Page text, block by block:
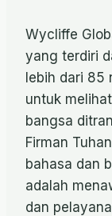
Wycliffe
yang terdiri
lebih dari 85
untuk
bangsa
Firman
bahasa dan
adalah
dan